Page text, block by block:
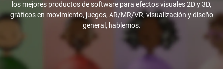
los mejores productos de software para efectos visuales 2D y 3D,
gráficos en movimiento, juegos, AR/MR/VR, visualización y diseño
general, hablemos.